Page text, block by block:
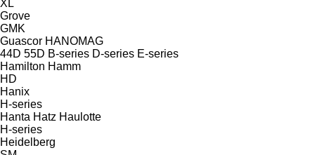
XL
Grove
GMK
Guascor HANOMAG
44D 55D B-series D-series E-series
Hamilton Hamm
HD
Hanix
H-series
Hanta Hatz Haulotte
H-series
Heidelberg